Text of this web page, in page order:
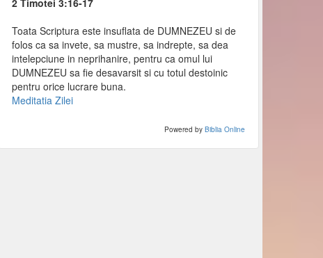
2 Timotei 3:16-17
Toata Scriptura este insuflata de DUMNEZEU si de
folos ca sa invete, sa mustre, sa indrepte, sa dea
intelepciune in neprihanire, pentru ca omul lui
DUMNEZEU sa fie desavarsit si cu totul destoinic
pentru orice lucrare buna.
Meditatia Zilei
Powered by Biblia Online